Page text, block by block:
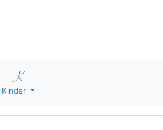
Kinder